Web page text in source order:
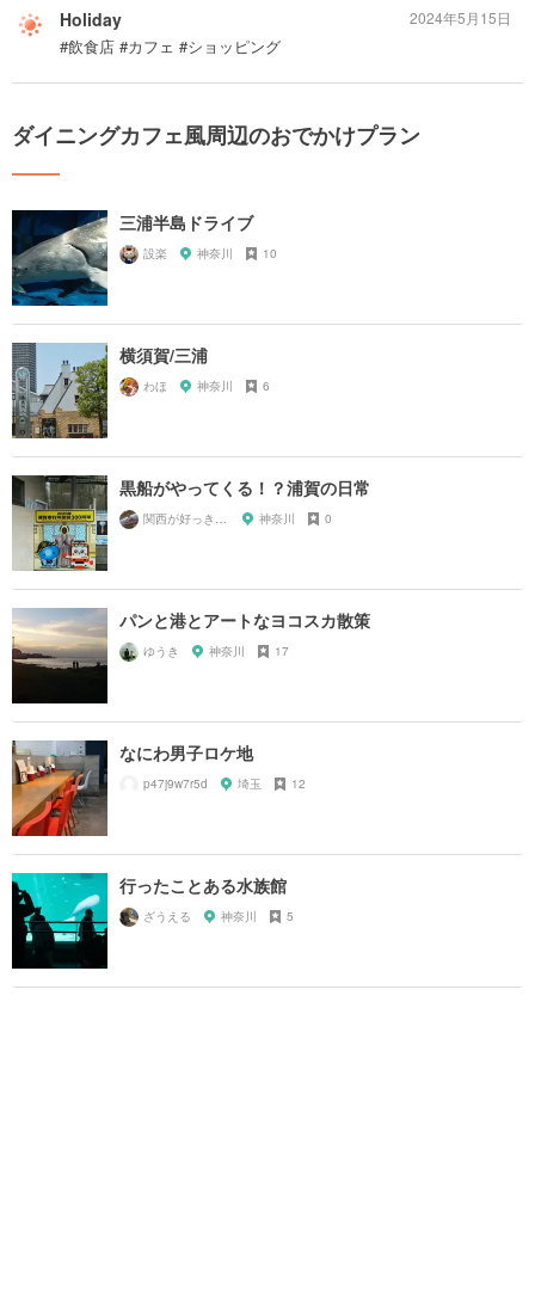
Holiday
#飲食店 #カフェ #ショッピング
2024年5月15日
ダイニングカフェ風周辺のおでかけプラン
三浦半島ドライブ
設楽 神奈川 10
横須賀/三浦
わほ 神奈川 6
黒船がやってくる！？浦賀の日常
神奈川 0
パンと港とアートなヨコスカ散策
ゆうき 神奈川 17
なにわ男子ロケ地
p47j9w7r5d 埼玉 12
行ったことある水族館
ざうえる 神奈川 5